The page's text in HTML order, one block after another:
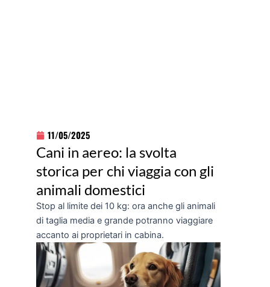
11/05/2025
Cani in aereo: la svolta
storica per chi viaggia con gli
animali domestici
Stop al limite dei 10 kg: ora anche gli animali
di taglia media e grande potranno viaggiare
accanto ai proprietari in cabina.